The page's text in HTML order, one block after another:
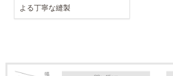
よる丁寧な縫製